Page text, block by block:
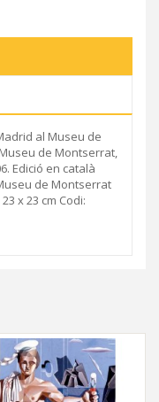
al Museu de
de Montserrat,
Edició en català
de Montserrat
x 23 cm Codi: